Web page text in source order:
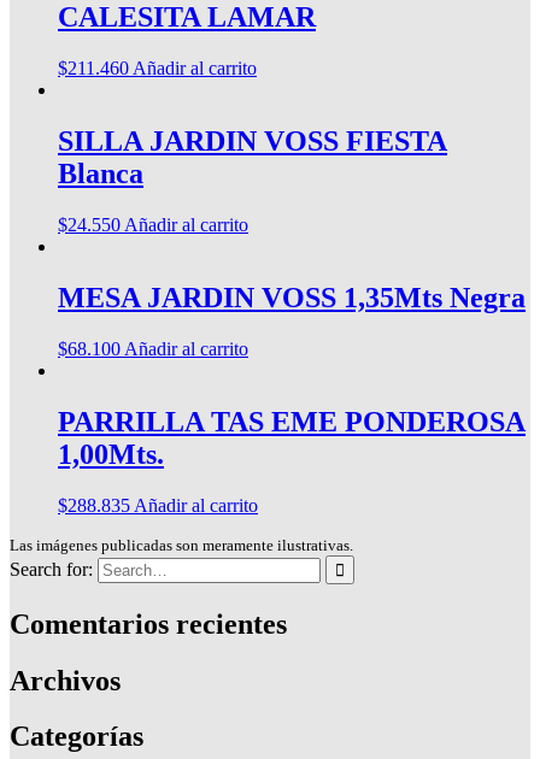
CALESITA LAMAR
$211.460 Añadir al carrito
SILLA JARDIN VOSS FIESTA
Blanca
$24.550 Añadir al carrito
MESA JARDIN VOSS 1,35Mts Negra
$68.100 Añadir al carrito
PARRILLA TAS EME PONDEROSA
1,00Mts.
$288.835 Añadir al carrito
Las imágenes publicadas son meramente ilustrativas.
Search for:
Comentarios recientes
Archivos
Categorías